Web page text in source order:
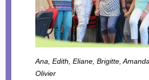
Ana, Edith, Eliane, Brigitte,
Olivier